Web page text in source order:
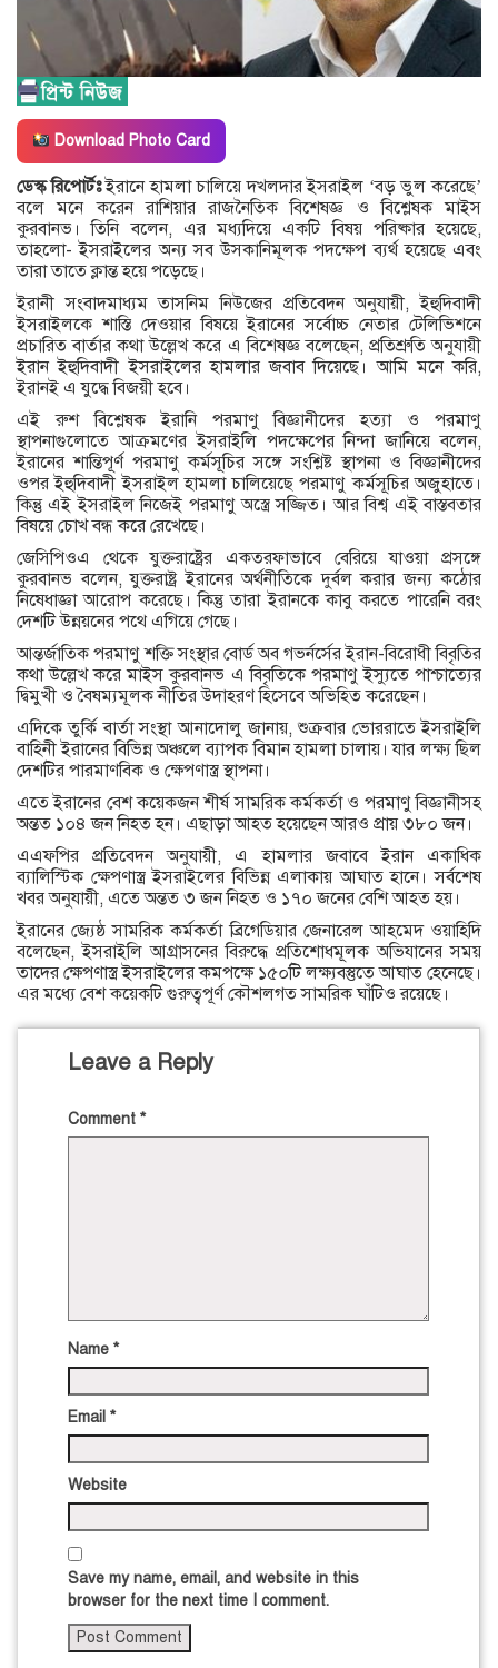
Download Photo Card
ডেস্ক রিপোর্টঃইরানে হামলা চালিয়ে দখলদার ইসরাইল ‘বড় ভুল করেছে’
বলে মনে করেন রাশিয়ার রাজনৈতিক বিশেষজ্ঞ ও বিশ্লেষক মাইস
কুরবানভ। তিনি বলেন, এর মধ্যদিয়ে একটি বিষয় পরিষ্কার হয়েছে,
তাহলো- ইসরাইলের অন্য সব উসকানিমূলক পদক্ষেপ ব্যর্থ হয়েছে এবং
তারা তাতে ক্লান্ত হয়ে পড়েছে।
ইরানী সংবাদমাধ্যম তাসনিম নিউজের প্রতিবেদন অনুযায়ী, ইহুদিবাদী
ইসরাইলকে শাস্তি দেওয়ার বিষয়ে ইরানের সর্বোচ্চ নেতার টেলিভিশনে
প্রচারিত বার্তার কথা উল্লেখ করে এ বিশেষজ্ঞ বলেছেন, প্রতিশ্রুতি অনুযায়ী
ইরান ইহুদিবাদী ইসরাইলের হামলার জবাব দিয়েছে। আমি মনে করি,
ইরানই এ যুদ্ধে বিজয়ী হবে।
এই রুশ বিশ্লেষক ইরানি পরমাণু বিজ্ঞানীদের হত্যা ও পরমাণু
স্থাপনাগুলোতে আক্রমণের ইসরাইলি পদক্ষেপের নিন্দা জানিয়ে বলেন,
ইরানের শান্তিপূর্ণ পরমাণু কর্মসূচির সঙ্গে সংশ্লিষ্ট স্থাপনা ও বিজ্ঞানীদের
ওপর ইহুদিবাদী ইসরাইল হামলা চালিয়েছে পরমাণু কর্মসূচির অজুহাতে।
কিন্তু এই ইসরাইল নিজেই পরমাণু অস্ত্রে সজ্জিত। আর বিশ্ব এই বাস্তবতার
বিষয়ে চোখ বন্ধ করে রেখেছে।
জেসিপিওএ থেকে যুক্তরাষ্ট্রের একতরফাভাবে বেরিয়ে যাওয়া প্রসঙ্গে
কুরবানভ বলেন, যুক্তরাষ্ট্র ইরানের অর্থনীতিকে দুর্বল করার জন্য কঠোর
নিষেধাজ্ঞা আরোপ করেছে। কিন্তু তারা ইরানকে কাবু করতে পারেনি বরং
দেশটি উন্নয়নের পথে এগিয়ে গেছে।
আন্তর্জাতিক পরমাণু শক্তি সংস্থার বোর্ড অব গভর্নর্সের ইরান-বিরোধী বিবৃতির
কথা উল্লেখ করে মাইস কুরবানভ এ বিবৃতিকে পরমাণু ইস্যুতে পাশ্চাত্যের
দ্বিমুখী ও বৈষম্যমূলক নীতির উদাহরণ হিসেবে অভিহিত করেছেন।
এদিকে তুর্কি বার্তা সংস্থা আনাদোলু জানায়, শুক্রবার ভোররাতে ইসরাইলি
বাহিনী ইরানের বিভিন্ন অঞ্চলে ব্যাপক বিমান হামলা চালায়। যার লক্ষ্য ছিল
দেশটির পারমাণবিক ও ক্ষেপণাস্ত্র স্থাপনা।
এতে ইরানের বেশ কয়েকজন শীর্ষ সামরিক কর্মকর্তা ও পরমাণু বিজ্ঞানীসহ
অন্তত ১০৪ জন নিহত হন। এছাড়া আহত হয়েছেন আরও প্রায় ৩৮০ জন।
এএফপির প্রতিবেদন অনুযায়ী, এ হামলার জবাবে ইরান একাধিক
ব্যালিস্টিক ক্ষেপণাস্ত্র ইসরাইলের বিভিন্ন এলাকায় আঘাত হানে। সর্বশেষ
খবর অনুযায়ী, এতে অন্তত ৩ জন নিহত ও ১৭০ জনের বেশি আহত হয়।
ইরানের জ্যেষ্ঠ সামরিক কর্মকর্তা ব্রিগেডিয়ার জেনারেল আহমেদ ওয়াহিদি
বলেছেন, ইসরাইলি আগ্রাসনের বিরুদ্ধে প্রতিশোধমূলক অভিযানের সময়
তাদের ক্ষেপণাস্ত্র ইসরাইলের কমপক্ষে ১৫০টি লক্ষ্যবস্তুতে আঘাত হেনেছে।
এর মধ্যে বেশ কয়েকটি গুরুত্বপূর্ণ কৌশলগত সামরিক ঘাঁটিও রয়েছে।
Leave a Reply
Comment *
Name *
Email *
Website
Save my name, email, and website in this
browser for the next time I comment.